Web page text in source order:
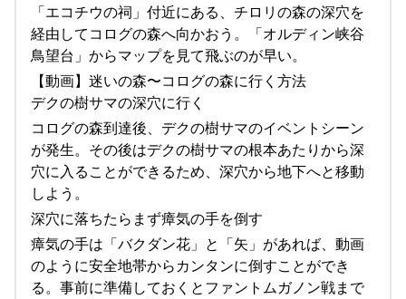
「エコチウの祠」付近にある、チロリの森の深穴を
経由してコログの森へ向かおう。「オルディン峡谷
鳥望台」からマップを見て飛ぶのが早い。
【動画】迷いの森〜コログの森に行く方法
デクの樹サマの深穴に行く
コログの森到達後、デクの樹サマのイベントシーン
が発生。その後はデクの樹サマの根本あたりから深
穴に入ることができるため、深穴から地下へと移動
しよう。
深穴に落ちたらまず瘴気の手を倒す
瘴気の手は「バクダン花」と「矢」があれば、動画
のように安全地帯からカンタンに倒すことができ
る。事前に準備しておくとファントムガノン戦まで